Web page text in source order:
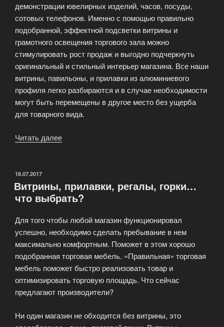
демонстрации ювелирных изделий, часов, посуды,
сотовых телефонов. Именно с помощью правильно
подобранной, эффектной подсветки витрины и
грамотного освещения торгового зала можно
стимулировать рост продаж и выгодно подчеркнуть
оригинальный и стильный интерьер магазина. Все наши
витрины, павильоны, и прилавки из алюминиевого
профиля легко разбираются и в случае необходимости
могут быть перемещены в другое место без ущерба
для товарного вида.
Читать далее
ОПУБЛИКОВАНО
18.07.2017
Витрины, прилавки, регалы, горки…
что выбрать?
Для того чтобы любой магазин функционировал
успешно, необходимо сделать пребывание в нем
максимально комфортным. Поможет в этом хорошо
подобранная торговая мебель. «Правильная» торговая
мебель поможет быстро реализовать товар и
оптимизировать торговую площадь. Что сейчас
предлагают производители?
Ни один магазин не обходится без витрины, это